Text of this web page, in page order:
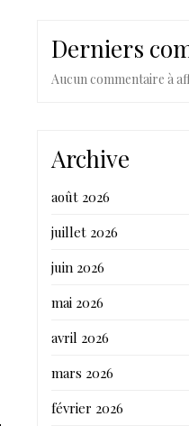
Derniers
Aucun commentaire à
Archive
août 2026
juillet 2026
juin 2026
mai 2026
avril 2026
mars 2026
février 2026